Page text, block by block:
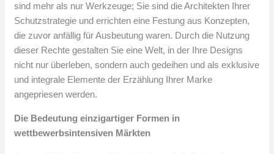
sind mehr als nur Werkzeuge; Sie sind die Architekten Ihrer
Schutzstrategie und errichten eine Festung aus Konzepten,
die zuvor anfällig für Ausbeutung waren. Durch die Nutzung
dieser Rechte gestalten Sie eine Welt, in der Ihre Designs
nicht nur überleben, sondern auch gedeihen und als exklusive
und integrale Elemente der Erzählung Ihrer Marke
angepriesen werden.
Die Bedeutung einzigartiger Formen in
wettbewerbsintensiven Märkten